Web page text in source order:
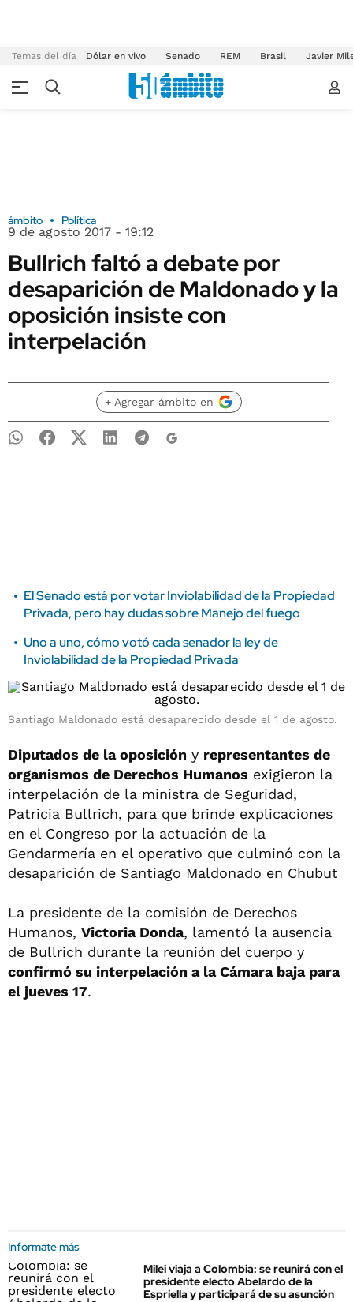
Temas del día Dólar en vivo Senado REM Brasil Javier
ámbito Política
9 de agosto 2017 - 19:12
Bullrich faltó a debate por
desaparición de Maldonado y la
oposición insiste con
interpelación
+ Agregar ámbito en
El Senado está por votar Inviolabilidad de la Propiedad
Privada, pero hay dudas sobre Manejo del fuego
Uno a uno, cómo votó cada senador la ley de
Inviolabilidad de la Propiedad Privada
Santiago Maldonado está desaparecido desde el 1 de agosto.
Diputados de la oposición y representantes de
organismos de Derechos Humanos exigieron la
interpelación de la ministra de Seguridad,
Patricia Bullrich, para que brinde explicaciones
en el Congreso por la actuación de la
Gendarmería en el operativo que culminó con la
desaparición de Santiago Maldonado en Chubut
La presidente de la comisión de Derechos
Humanos, Victoria Donda, lamentó la ausencia
de Bullrich durante la reunión del cuerpo y
confirmó su interpelación a la Cámara baja para
el jueves 17.
Informate más
Milei viaja a Colombia: se reunirá con el
presidente electo Abelardo de la
Espriella y participará de su asunción